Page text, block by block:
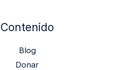
Contenido
Blog
Donar